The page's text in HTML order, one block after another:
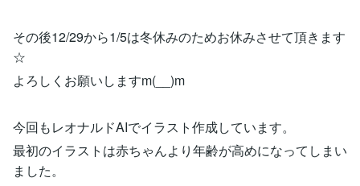
その後12/29から1/5は冬休みのためお休みさせて頂きます
☆
よろしくお願いしますm(__)m
今回もレオナルドAIでイラスト作成しています。
最初のイラストは赤ちゃんより年齢が高めになってしまい
ました。